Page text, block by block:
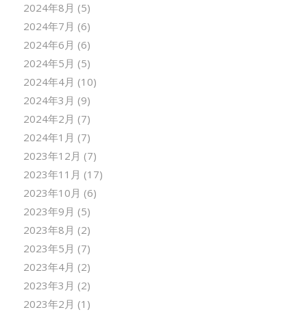
2024年8月 (5)
2024年7月 (6)
2024年6月 (6)
2024年5月 (5)
2024年4月 (10)
2024年3月 (9)
2024年2月 (7)
2024年1月 (7)
2023年12月 (7)
2023年11月 (17)
2023年10月 (6)
2023年9月 (5)
2023年8月 (2)
2023年5月 (7)
2023年4月 (2)
2023年3月 (2)
2023年2月 (1)